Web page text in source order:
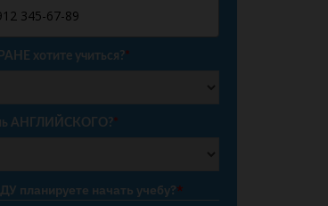
хотите учиться?*
АНГЛИЙСКОГО?*
планируете начать учебу?*